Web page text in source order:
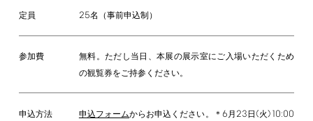
定員 25名（事前申込制）
参加費
無料。ただし当日、本展の展示室にご入場いただくため
の観覧券をご持参ください。
申込方法 申込フォームからお申込ください。＊ 6月 23 日 (火)10:00